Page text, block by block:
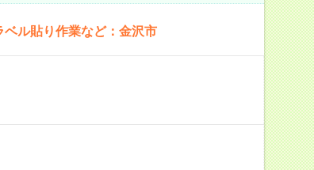
ル貼り作業など：金沢市